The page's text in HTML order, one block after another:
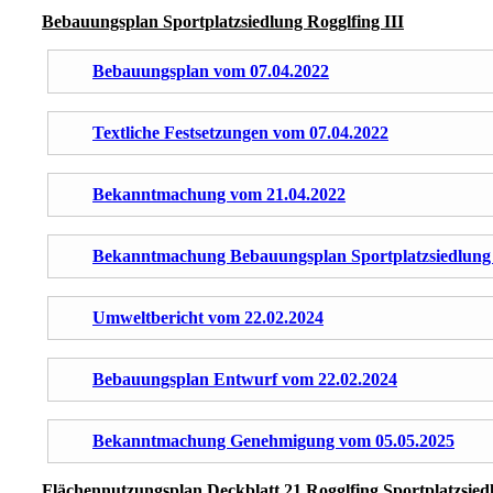
Bebauungsplan Sportplatzsiedlung Rogglfing III
Bebauungsplan vom 07.04.2022
Textliche Festsetzungen vom 07.04.2022
Bekanntmachung vom 21.04.2022
Bekanntmachung Bebauungsplan
Umweltbericht vom 22.02.2024
Bebauungsplan Entwurf vom 22.02.2024
Bekanntmachung Genehmigung vom 05.05.2025